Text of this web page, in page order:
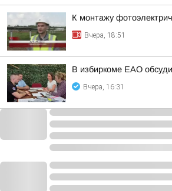
К монтажу
Вчера, 18:51
В избиркоме ЕАО
Вчера, 16:31